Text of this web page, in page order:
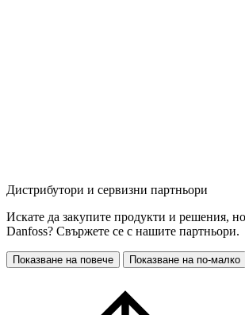
Дистрибутори и сервизни партньори
Искате да закупите продукти и решения,
Danfoss? Свържете се с нашите партньори.
Показване на повече Показване на по-малко